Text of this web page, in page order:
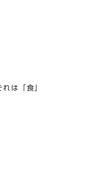
は「食」